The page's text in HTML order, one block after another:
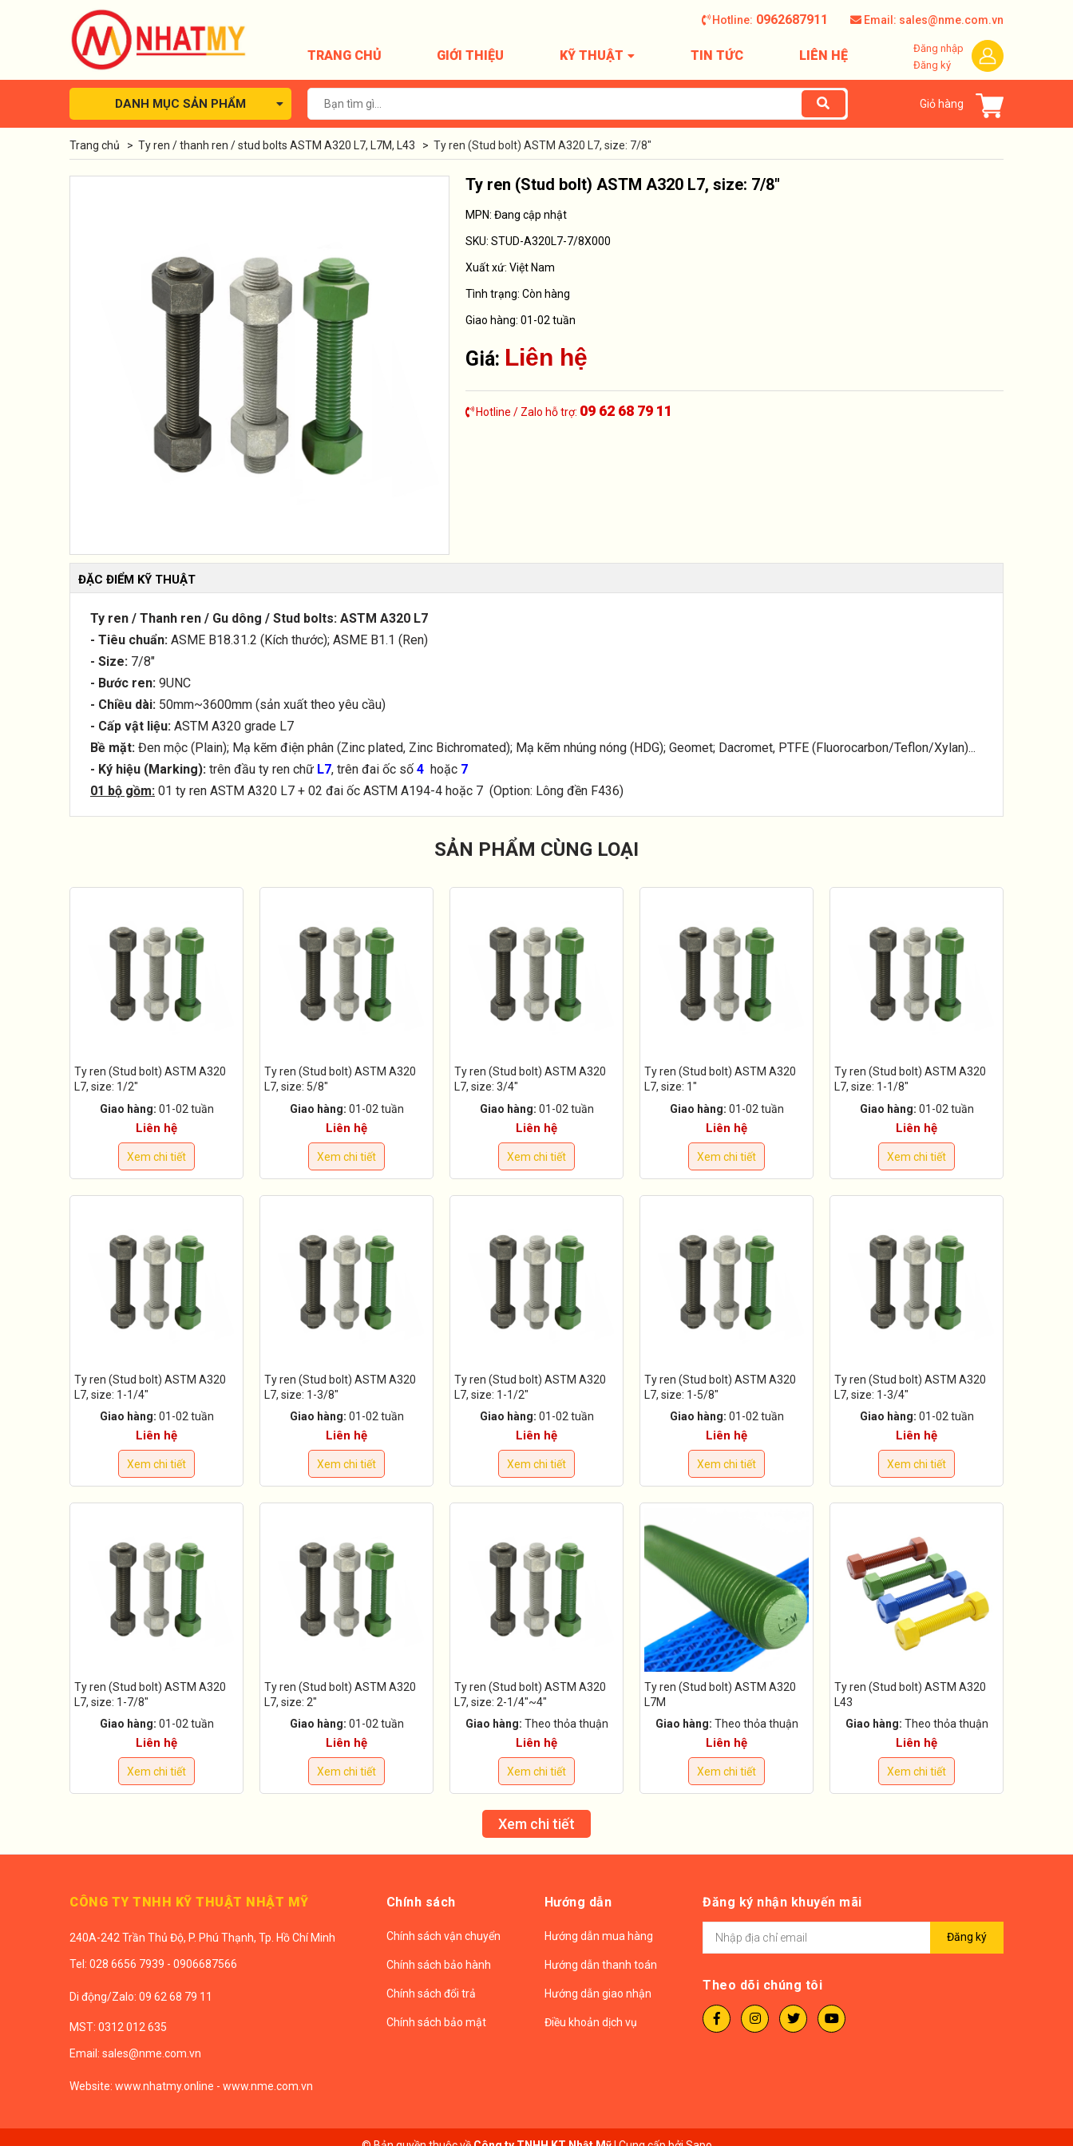
Hotline: 0962687911 Email: sales@nme.com.vn
TRANG CHỦ GIỚI THIỆU KỸ THUẬT TIN TỨC LIÊN HỆ
Đăng nhập
Đăng ký
DANH MỤC SẢN PHẨM Giỏ hàng
Trang chủ > Ty ren / thanh ren / stud bolts ASTM A320 L7, L7M, L43 > Ty ren (Stud bolt) ASTM A320 L7, size: 7/8"
Ty ren (Stud bolt) ASTM A320 L7, size: 7/8"
MPN: Đang cập nhật
SKU: STUD-A320L7-7/8X000
Xuất xứ: Việt Nam
Tình trạng: Còn hàng
Giao hàng: 01-02 tuần
Giá: Liên hệ
Hotline / Zalo hỗ trợ: 09 62 68 79 11
ĐẶC ĐIỂM KỸ THUẬT
Ty ren / Thanh ren / Gu dông / Stud bolts: ASTM A320 L7
- Tiêu chuẩn: ASME B18.31.2 (Kích thước); ASME B1.1 (Ren)
- Size: 7/8"
- Bước ren: 9UNC
- Chiều dài: 50mm~3600mm (sản xuất theo yêu cầu)
- Cấp vật liệu: ASTM A320 grade L7
Bề mặt: Đen mộc (Plain); Mạ kẽm điện phân (Zinc plated, Zinc Bichromated); Mạ kẽm nhúng nóng (HDG); Geomet; Dacromet, PTFE (Fluorocarbon/Teflon/Xylan)...
- Ký hiệu (Marking): trên đầu ty ren chữ L7, trên đai ốc số 4 hoặc 7
01 bộ gồm: 01 ty ren ASTM A320 L7 + 02 đai ốc ASTM A194-4 hoặc 7 (Option: Lông đền F436)
SẢN PHẨM CÙNG LOẠI
Ty ren (Stud bolt) ASTM A320
L7, size: 1/2"
Giao hàng: 01-02 tuần
Liên hệ
Xem chi tiết
Ty ren (Stud bolt) ASTM A320
L7, size: 5/8"
Giao hàng: 01-02 tuần
Liên hệ
Xem chi tiết
Ty ren (Stud bolt) ASTM A320
L7, size: 3/4"
Giao hàng: 01-02 tuần
Liên hệ
Xem chi tiết
Ty ren (Stud bolt) ASTM A320
L7, size: 1"
Giao hàng: 01-02 tuần
Liên hệ
Xem chi tiết
Ty ren (Stud bolt) ASTM A320
L7, size: 1-1/8"
Giao hàng: 01-02 tuần
Liên hệ
Xem chi tiết
Ty ren (Stud bolt) ASTM A320
L7, size: 1-1/4"
Giao hàng: 01-02 tuần
Liên hệ
Xem chi tiết
Ty ren (Stud bolt) ASTM A320
L7, size: 1-3/8"
Giao hàng: 01-02 tuần
Liên hệ
Xem chi tiết
Ty ren (Stud bolt) ASTM A320
L7, size: 1-1/2"
Giao hàng: 01-02 tuần
Liên hệ
Xem chi tiết
Ty ren (Stud bolt) ASTM A320
L7, size: 1-5/8"
Giao hàng: 01-02 tuần
Liên hệ
Xem chi tiết
Ty ren (Stud bolt) ASTM A320
L7, size: 1-3/4"
Giao hàng: 01-02 tuần
Liên hệ
Xem chi tiết
Ty ren (Stud bolt) ASTM A320
L7, size: 1-7/8"
Giao hàng: 01-02 tuần
Liên hệ
Xem chi tiết
Ty ren (Stud bolt) ASTM A320
L7, size: 2"
Giao hàng: 01-02 tuần
Liên hệ
Xem chi tiết
Ty ren (Stud bolt) ASTM A320
L7, size: 2-1/4"~4"
Giao hàng: Theo thỏa thuận
Liên hệ
Xem chi tiết
Ty ren (Stud bolt) ASTM A320
L7M
Giao hàng: Theo thỏa thuận
Liên hệ
Xem chi tiết
Ty ren (Stud bolt) ASTM A320
L43
Giao hàng: Theo thỏa thuận
Liên hệ
Xem chi tiết
Xem chi tiết
CÔNG TY TNHH KỸ THUẬT NHẬT MỸ
240A-242 Trần Thủ Độ, P. Phú Thạnh, Tp. Hồ Chí Minh
Tel: 028 6656 7939 - 0906687566
Di động/Zalo: 09 62 68 79 11
MST: 0312 012 635
Email: sales@nme.com.vn
Website: www.nhatmy.online - www.nme.com.vn
Chính sách
Chính sách vận chuyển
Chính sách bảo hành
Chính sách đổi trả
Chính sách bảo mật
Hướng dẫn
Hướng dẫn mua hàng
Hướng dẫn thanh toán
Hướng dẫn giao nhận
Điều khoản dịch vụ
Đăng ký nhận khuyến mãi
Đăng ký
Theo dõi chúng tôi